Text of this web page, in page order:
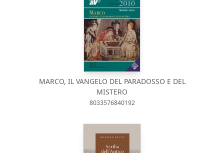
MARCO, IL VANGELO DEL PARADOSSO E DEL
MISTERO
8033576840192